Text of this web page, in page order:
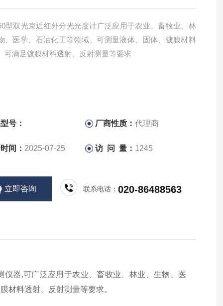
型双光束近红外分光光度计广泛应用于农业、畜牧业、林
、医学、石油化工等领域。可测量液体、固体、镀膜材料
可满足镀膜材料透射、反射测量等要求
号： 厂商性质：代理商
间： 2025-07-25 访 问 量： 1245
立即咨询 联系电话：020-86488563
器,可广泛应用于农业、畜牧业、林业、生物、医
材料透射、反射测量等要求。